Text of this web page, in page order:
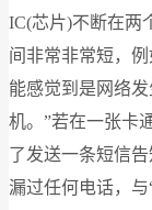
IC(芯片)不断在两
间非常非常短，
能感觉到是网络
机。”若在一张卡
了发送一条短信
漏过任何电话，与